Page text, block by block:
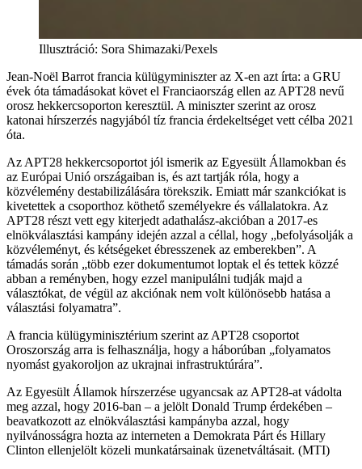
Illusztráció: Sora Shimazaki/Pexels
Jean-Noël Barrot francia külügyminiszter az X-en azt írta: a GRU
évek óta támadásokat követ el Franciaország ellen az APT28 nevű
orosz hekkercsoporton keresztül. A miniszter szerint az orosz
katonai hírszerzés nagyjából tíz francia érdekeltséget vett célba 2021
óta.
Az APT28 hekkercsoportot jól ismerik az Egyesült Államokban és
az Európai Unió országaiban is, és azt tartják róla, hogy a
közvélemény destabilizálására törekszik. Emiatt már szankciókat is
kivetettek a csoporthoz köthető személyekre és vállalatokra. Az
APT28 részt vett egy kiterjedt adathalász-akcióban a 2017-es
elnökválasztási kampány idején azzal a céllal, hogy „befolyásolják a
közvéleményt, és kétségeket ébresszenek az emberekben”. A
támadás során „több ezer dokumentumot loptak el és tettek közzé
abban a reményben, hogy ezzel manipulálni tudják majd a
választókat, de végül az akciónak nem volt különösebb hatása a
választási folyamatra”.
A francia külügyminisztérium szerint az APT28 csoportot
Oroszország arra is felhasználja, hogy a háborúban „folyamatos
nyomást gyakoroljon az ukrajnai infrastruktúrára”.
Az Egyesült Államok hírszerzése ugyancsak az APT28-at vádolta
meg azzal, hogy 2016-ban – a jelölt Donald Trump érdekében –
beavatkozott az elnökválasztási kampányba azzal, hogy
nyilvánosságra hozta az interneten a Demokrata Párt és Hillary
Clinton ellenjelölt közeli munkatársainak üzenetváltásait. (MTI)